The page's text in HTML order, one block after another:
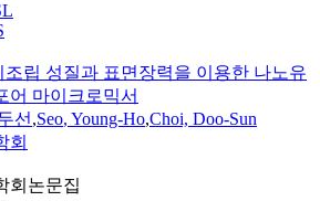
립 성질과 표면장력을 이용한 나노유
어 마이크로믹서
선,Seo, Young-Ho,Choi, Doo-Sun
회
회논문집